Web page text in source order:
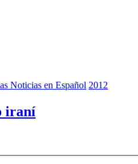
Noticias en Español 2012
iraní